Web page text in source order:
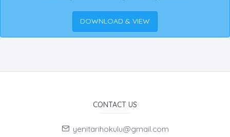
DOWNLOAD & VIEW
CONTACT US
yenitarihokulu@gmail.com